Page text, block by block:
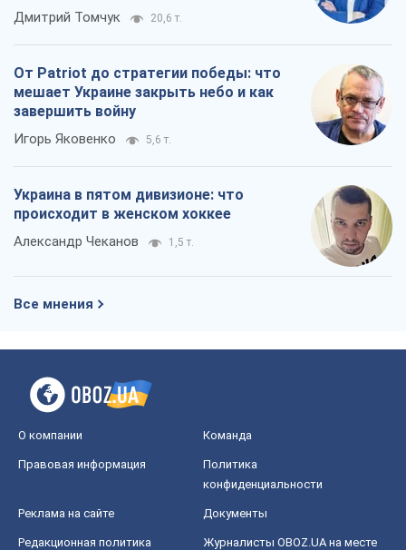
Дмитрий Томчук 20,6 т.
От Patriot до стратегии победы: что
мешает Украине закрыть небо и как
завершить войну
Игорь Яковенко 5,6 т.
Украина в пятом дивизионе: что
происходит в женском хоккее
Александр Чеканов 1,5 т.
Все мнения
О компании Команда
Правовая информация
Политика
конфиденциальности
Реклама на сайте Документы
Редакционная политика
Журналисты OBOZ.UA на месте